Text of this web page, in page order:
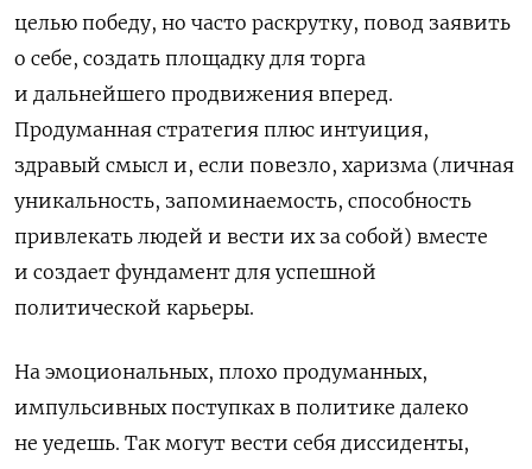
целью победу, но часто раскрутку, повод заявить
о себе, создать площадку для торга
и дальнейшего продвижения вперед.
Продуманная стратегия плюс интуиция,
здравый смысл и, если повезло, харизма (личная
уникальность, запоминаемость, способность
привлекать людей и вести их за собой) вместе
и создает фундамент для успешной
политической карьеры.
На эмоциональных, плохо продуманных,
импульсивных поступках в политике далеко
не уедешь. Так могут вести себя диссиденты,